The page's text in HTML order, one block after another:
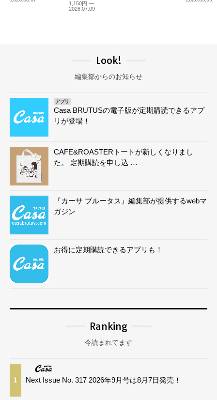
1,150円 —
2026.07.09
Look!
編集部からのお知らせ
アプリ
Casa BRUTUSの電子版が定期購読できるアプ
リが登場！
CAFE&ROASTERトートが新しくなりまし
た。 定期購読を申し込 …
『カーサ ブルータス』編集部が提供するwebマ
ガジン
お得に定期購読できるアプリも！
Ranking
今読まれてます
1 Next Issue No. 317 2026年9月号は8月7日発売！